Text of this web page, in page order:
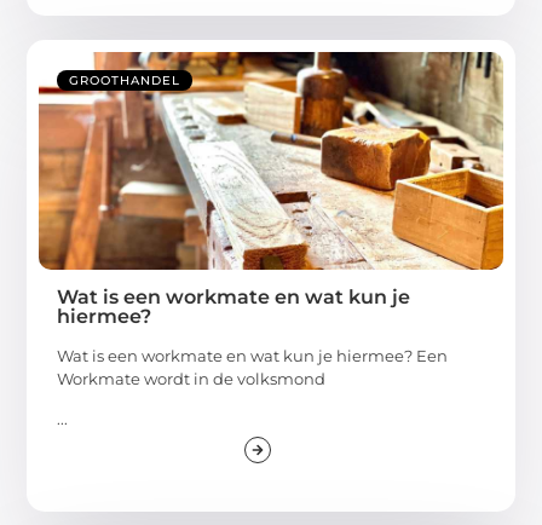
GROOTHANDEL
Wat is een workmate en wat kun je
hiermee?
Wat is een workmate en wat kun je hiermee? Een
Workmate wordt in de volksmond
...